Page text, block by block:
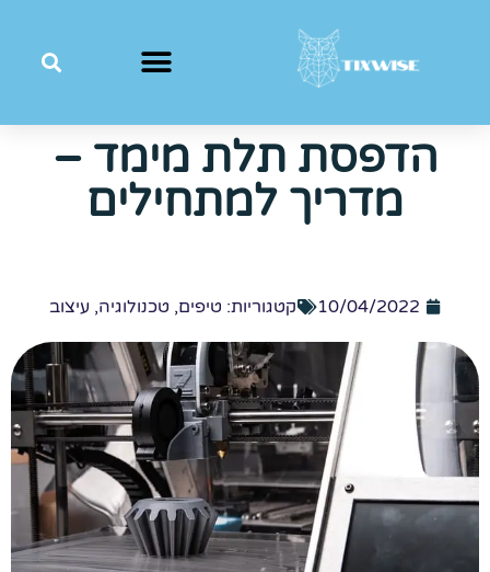
הדפסת תלת מימד –
מדריך למתחילים
10/04/2022 קטגוריות: טיפים, טכנולוגיה, עיצוב